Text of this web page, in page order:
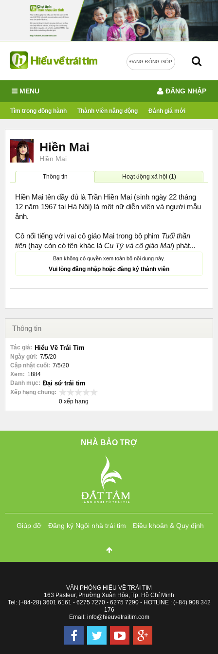
ĐANG ĐÓNG GÓP
MENU
Tìm trong đồng hành Thành viên năng động Đánh giá mới
ĐĂNG NHẬP
Hiền Mai
Hiền Mai
Thông tin Hoạt động xã hội (1)
Hiền Mai tên đầy đủ là Trần Hiền Mai (sinh ngày 22 tháng
12 năm 1967 tại Hà Nội) là một nữ diễn viên và người mẫu
ảnh.
Cô nổi tiếng với vai cô giáo Mai trong bộ phim Tuổi thần
tiên (hay còn có tên khác là Cu Tý và cô giáo Mai) phát...
Bạn không có quyền xem toàn bộ nội dung này.
Vui lòng đăng nhập hoặc đăng ký thành viên
Thông tin
Tác giả: Hiểu Về Trái Tim
Ngày gửi: 7/5/20
Cập nhật cuối: 7/5/20
Xem: 1884
Danh mục: Đại sứ trái tim
Xếp hạng chung:
0 xếp hạng
NHÀ BẢO TRỢ
Giúp đỡ Đăng ký Ngôi nhà trái tim Điều khoản & Quy định
VĂN PHÒNG HIỂU VỀ TRÁI TIM
163 Pasteur, Phường Xuân Hòa, Tp. Hồ Chí Minh
Tel: (+84-28) 3601 6161 - 6275 7270 - 6275 7290 - HOTLINE : (+84) 908 342
176
Email: info@hieuvetraitim.com